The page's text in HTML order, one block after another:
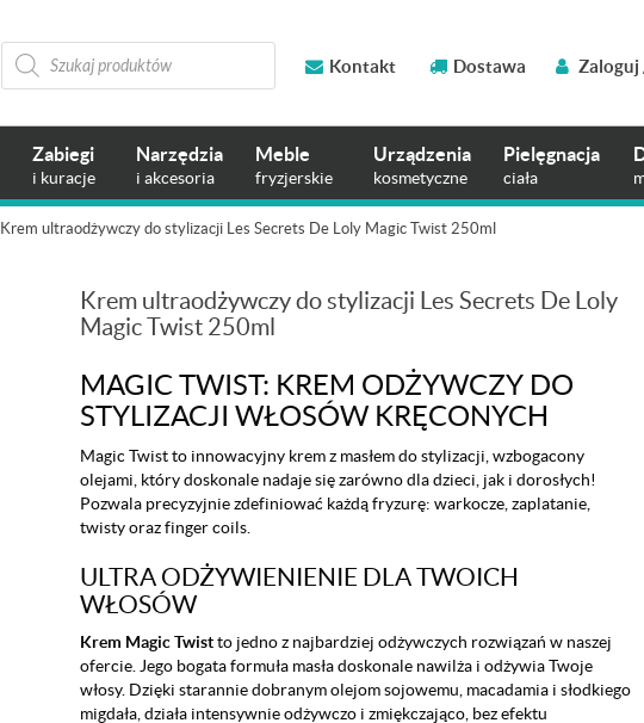
Wyszukiwarka
produktów
Kontakt Dostawa Zaloguj
Zabiegi
i kuracje
Narzędzia
i akcesoria
Meble
fryzjerskie
Urządzenia
kosmetyczne
Pielęgnacja
ciała
Krem ultraodżywczy do stylizacji Les Secrets De Loly Magic Twist 250ml
Krem ultraodżywczy do stylizacji Les Secrets De Loly
Magic Twist 250ml
MAGIC TWIST: KREM ODŻYWCZY DO
STYLIZACJI WŁOSÓW KRĘCONYCH
Magic Twist to innowacyjny krem z masłem do stylizacji, wzbogacony
olejami, który doskonale nadaje się zarówno dla dzieci, jak i dorosłych!
Pozwala precyzyjnie zdefiniować każdą fryzurę: warkocze, zaplatanie,
twisty oraz finger coils.
ULTRA ODŻYWIENIENIE DLA TWOICH
WŁOSÓW
Krem Magic Twistto jedno z najbardziej odżywczych rozwiązań w naszej
ofercie. Jego bogata formuła masła doskonale nawilża i odżywia Twoje
włosy. Dzięki starannie dobranym olejom sojowemu, macadamia i słodkiego
migdała, działa intensywnie odżywczo i zmiękczająco, bez efektu